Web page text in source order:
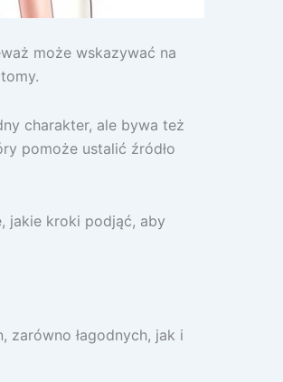
może wskazywać na
charakter, ale bywa też
pomoże ustalić źródło
jakie kroki podjąć, aby
łagodnych, jak i